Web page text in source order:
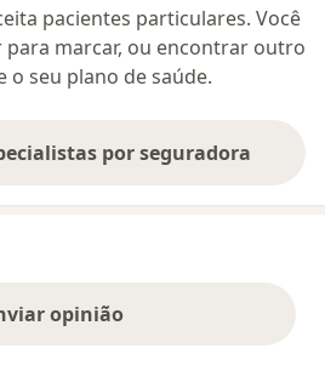
pacientes particulares. Você
marcar, ou encontrar outro
o seu plano de saúde.
por seguradora
opinião